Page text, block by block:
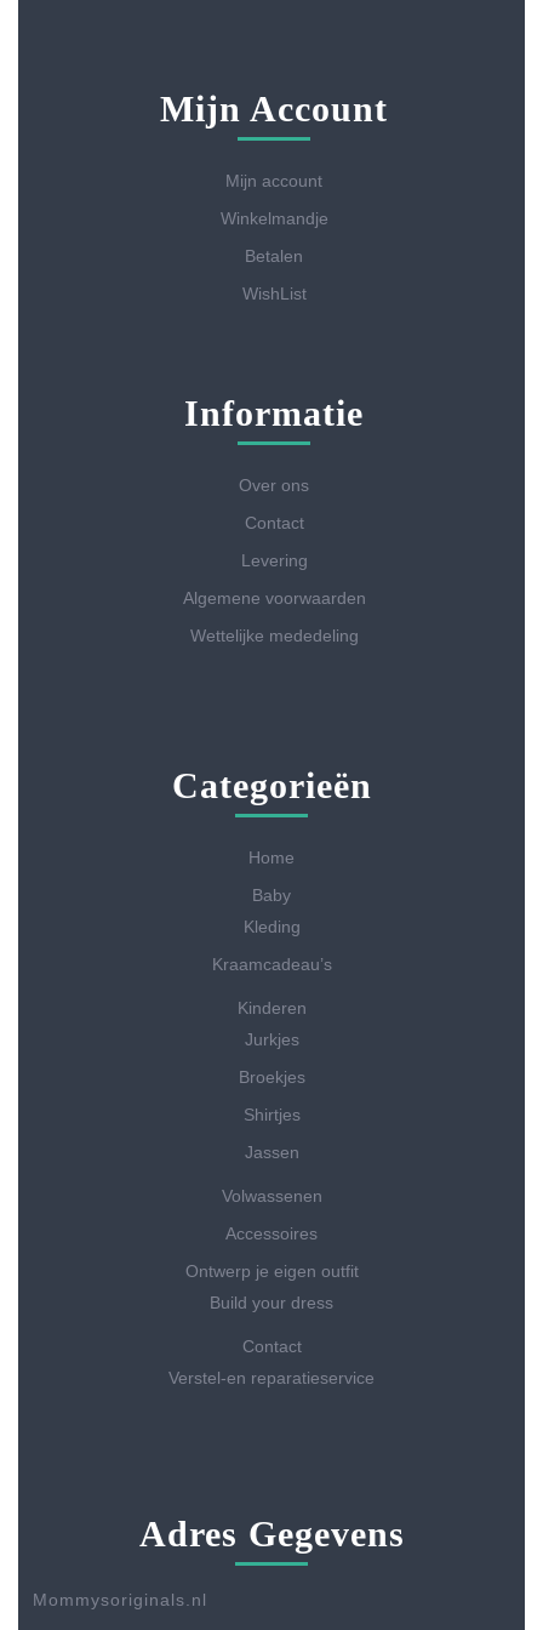
Mijn Account
Mijn account
Winkelmandje
Betalen
WishList
Informatie
Over ons
Contact
Levering
Algemene voorwaarden
Wettelijke mededeling
Categorieën
Home
Baby
Kleding
Kraamcadeau’s
Kinderen
Jurkjes
Broekjes
Shirtjes
Jassen
Volwassenen
Accessoires
Ontwerp je eigen outfit
Build your dress
Contact
Verstel-en reparatieservice
Adres Gegevens
Mommysoriginals.nl